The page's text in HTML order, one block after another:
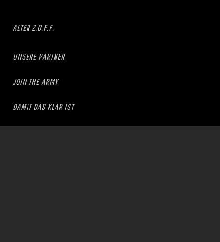
ALTER Z.O.F.F.
UNSERE PARTNER
JOIN THE ARMY
DAMIT DAS KLAR IST